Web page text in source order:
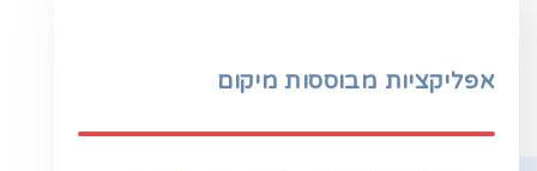
אפליקציות מבוססות מיקום